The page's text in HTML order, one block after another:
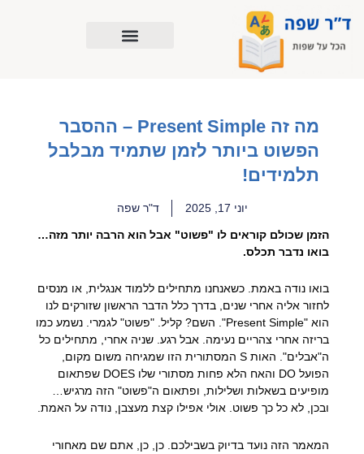
לתוכן
מה זה Present Simple – ההסבר
הפשוט ביותר לזמן שתמיד מבלבל
תלמידים!
יוני 17, 2025 ד"ר שפה
הזמן שכולם קוראים לו "פשוט" אבל הוא הרבה יותר מזה…
בואו נדבר תכלס.
בואו נודה באמת. כשאנחנו מתחילים ללמוד אנגלית, או מנסים
לחזור אליה אחרי שנים, בדרך כלל הדבר הראשון שזורקים לנו
הוא "Present Simple". השם? קליל. "פשוט" לגמרי. נשמע כמו
בריזה אחרי צהריים נעימה. אבל רגע. שניה אחרי, מתחילים כל
ה"אבלים". האות S המסתורית הזו שמגיחה משום מקום,
הפועל DO והאח הלא פחות מסתורי שלו DOES שפתאום
מופיעים בשאלות ושלילות, ופתאום ה"פשוט" הזה מרגיש…
ובכן, לא כל כך פשוט. אולי אפילו קצת מעצבן, נודה על האמת.
המאמר הזה נועד בדיוק בשבילכם. כן, כן, אתם שם מאחורי